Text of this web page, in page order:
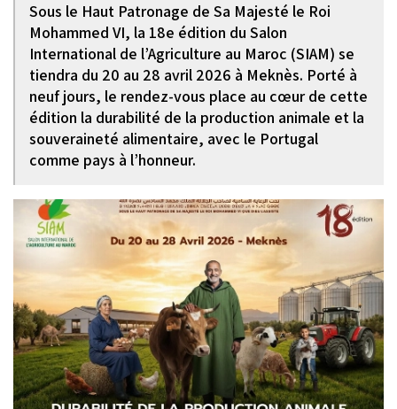
Sous le Haut Patronage de Sa Majesté le Roi
Mohammed VI, la 18e édition du Salon
International de l’Agriculture au Maroc (SIAM) se
tiendra du 20 au 28 avril 2026 à Meknès. Porté à
neuf jours, le rendez-vous place au cœur de cette
édition la durabilité de la production animale et la
souveraineté alimentaire, avec le Portugal
comme pays à l’honneur.